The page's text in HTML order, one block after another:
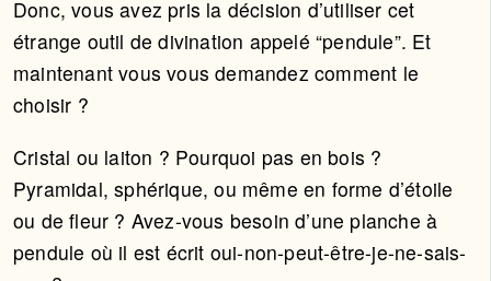
Donc, vous avez pris la décision d’utiliser cet
étrange outil de divination appelé “pendule”. Et
maintenant vous vous demandez comment le
choisir ?
Cristal ou laiton ? Pourquoi pas en bois ?
Pyramidal, sphérique, ou même en forme d’étoile
ou de fleur ? Avez-vous besoin d’une planche à
pendule où il est écrit oui-non-peut-être-je-ne-sais-